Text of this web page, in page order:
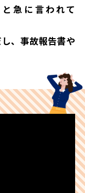
急に言われて
、事故報告書や